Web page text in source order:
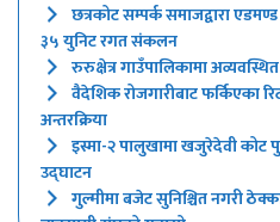
छत्रकोट सम्पर्क समाजद्वारा
३५ युनिट रगत संकलन
रुरुक्षेत्र गाउँपालिकामा
वैदेशिक रोजगारीबाट फर्किएका
अन्तरक्रिया
इस्मा-२ पालुखामा खजुरेदेवी कोट
उद्घाटन
गुल्मीमा बजेट सुनिश्चित नगरी